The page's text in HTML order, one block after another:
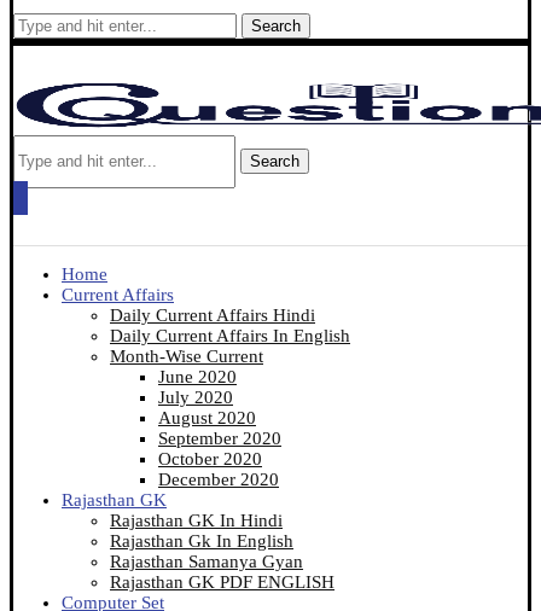
Search
Search
Home
Current Affairs
Daily Current Affairs Hindi
Daily Current Affairs In English
Month-Wise Current
June 2020
July 2020
August 2020
September 2020
October 2020
December 2020
Rajasthan GK
Rajasthan GK In Hindi
Rajasthan Gk In English
Rajasthan Samanya Gyan
Rajasthan GK PDF ENGLISH
Computer Set